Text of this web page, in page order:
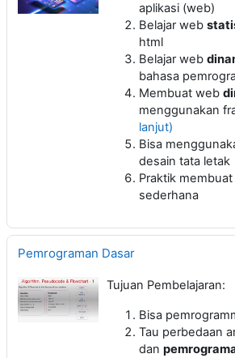
aplikasi (web)
Belajar web
html
Belajar web
bahasa
Membuat web
menggunakan
lanjut)
Bisa
desain tata letak
Praktik membuat
sederhana
Pemrograman Dasar
Tujuan Pembelajaran:
Bisa
Tau perbedaan
dan